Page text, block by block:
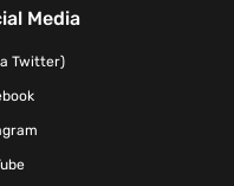
Media
Twitter)